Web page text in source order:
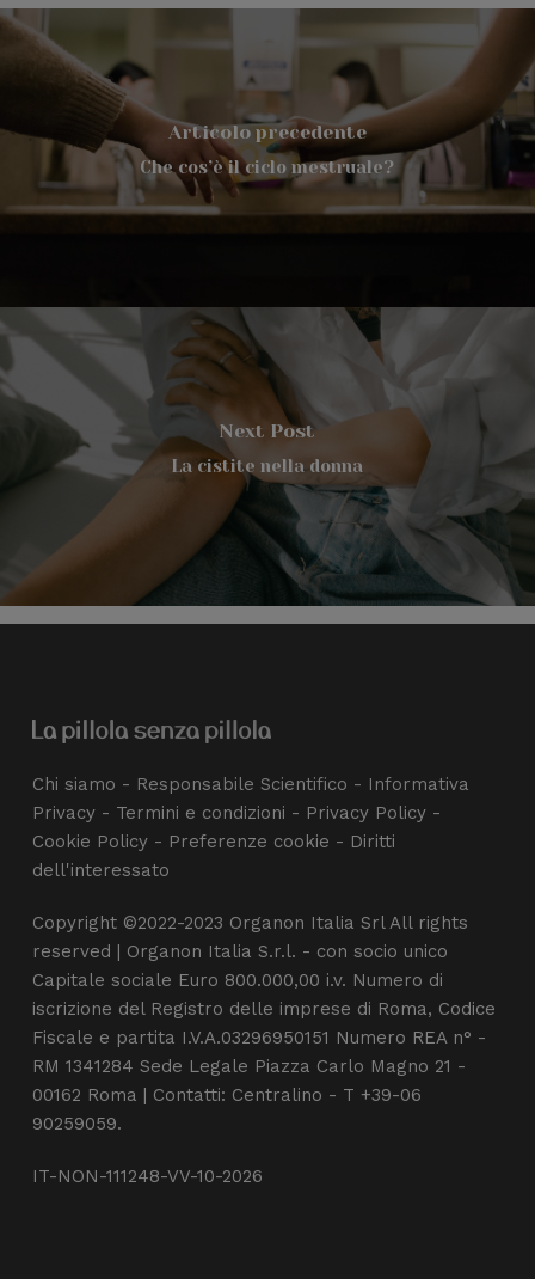
Articolo precedente
Che cos’è il ciclo mestruale?
Next Post
La cistite nella donna
Chi siamo - Responsabile Scientifico - Informativa
Privacy- Termini e condizioni - Privacy Policy-
Cookie Policy- Preferenze cookie - Diritti
dell'interessato
Copyright ©2022-2023 Organon Italia Srl All rights
reserved | Organon Italia S.r.l. - con socio unico
Capitale sociale Euro 800.000,00 i.v. Numero di
iscrizione del Registro delle imprese di Roma, Codice
Fiscale e partita I.V.A.03296950151 Numero REA n° -
RM 1341284 Sede Legale Piazza Carlo Magno 21 -
00162 Roma | Contatti: Centralino - T +39-06
90259059.
IT-NON-111248-VV-10-2026